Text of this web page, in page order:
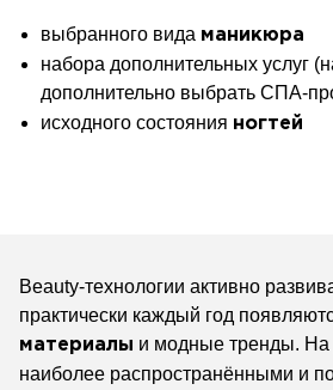
выбранного вида маникюра
набора дополнительных услуг
дополнительно выбрать СПА-
исходного состояния ногтей
Beauty-технологии активно
практически каждый год
материалы и модные тренды.
наиболее распространёнными и